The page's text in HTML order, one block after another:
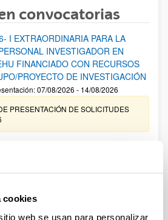
cookies
web se usan para personalizar
convocatorias
I EXTRAORDINARIA PARA LA
INVESTIGADOR EN
FINANCIADO CON RECURSOS
PROYECTO DE INVESTIGACIÓN
07/08/2026 - 14/08/2026
PRESENTACIÓN DE SOLICITUDES
de la adquisición y renovación de
y fondos bibliográficos en la
de errores del listado provisional de
excluidas. 23/03/2026: Relación